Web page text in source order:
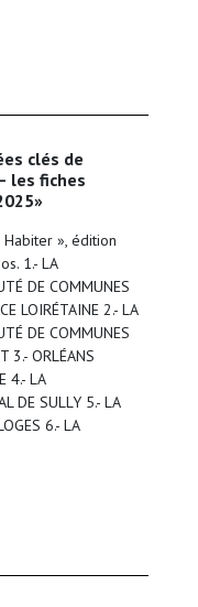
les fiches
Habiter », édition
1.- LA
DE COMMUNES
LOIRÉTAINE 2.- LA
DE COMMUNES
3.- ORLÉANS
4.- LA
DE SULLY 5.- LA
6.- LA